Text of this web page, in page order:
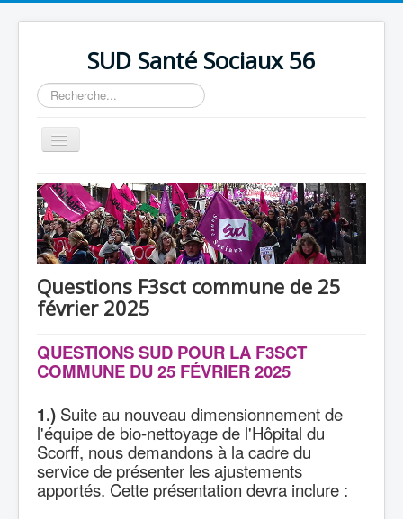
SUD Santé Sociaux 56
Rechercher
Basculer
la
Accueil
Présentation
Nos bureaux
Nos Luttes
Adhésion
Questions F3sct commune de 25
février 2025
QUESTIONS SUD POUR LA F3SCT
COMMUNE DU 25 FÉVRIER 2025
1.) Suite au nouveau dimensionnement de
l'équipe de bio-nettoyage de l'Hôpital du
Scorff, nous demandons à la cadre du
service de présenter les ajustements
apportés. Cette présentation devra inclure :